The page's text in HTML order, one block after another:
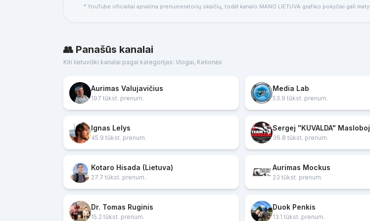
* YouTube oficialiai apvalina prenumeratorių skaičių, todėl kanalo MANO LIETUVA grafiko pokyčiai gali
👥 Panašūs kanalai
Kiti lietuviški kanalai pagal kategorijas: Vlogai, Kelionės
Aurimas Valujavičius
197 tūkst. prenum.
Media Lab
53.9 tūkst. prenum.
Ignas Lelys
45.9 tūkst. prenum.
Sergej "KUVALDA"
36.8 tūkst. prenum.
Kotaro Hisada (Lietuva)
27.7 tūkst. prenum.
Aurimas Mockus
23 tūkst. prenum.
Dr. Tomas Ruginis
15.2 tūkst. prenum.
Duok Penkis
13.1 tūkst. prenum.